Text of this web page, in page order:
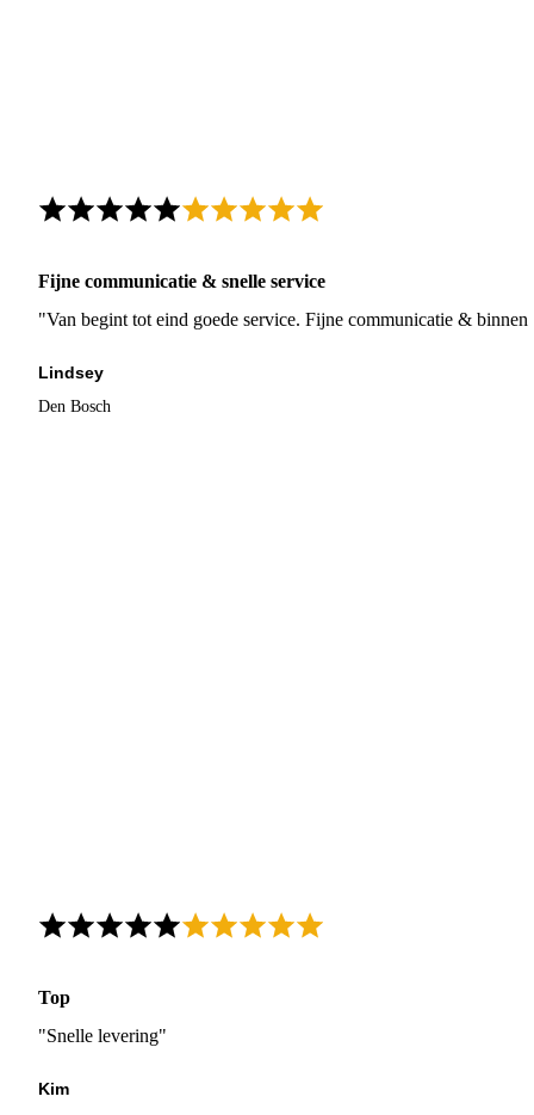
Fijne communicatie & snelle service
"Van begint tot eind goede service. Fijne communicatie &
Lindsey
Den Bosch
Top
"Snelle levering"
Kim